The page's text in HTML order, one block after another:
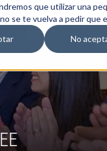
que utilizar una
se te vuelva a pedir que
No